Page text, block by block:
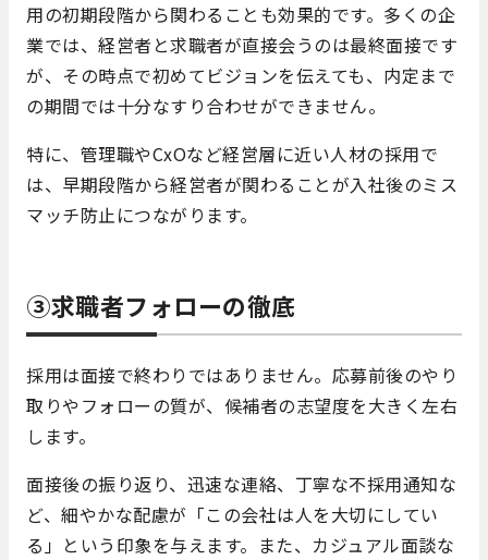
用の初期段階から関わることも効果的です。多くの企
業では、経営者と求職者が直接会うのは最終面接です
が、その時点で初めてビジョンを伝えても、内定まで
の期間では十分なすり合わせができません。
特に、管理職やCxOなど経営層に近い人材の採用で
は、早期段階から経営者が関わることが入社後のミス
マッチ防止につながります。
③求職者フォローの徹底
採用は面接で終わりではありません。応募前後のやり
取りやフォローの質が、候補者の志望度を大きく左右
します。
面接後の振り返り、迅速な連絡、丁寧な不採用通知な
ど、細やかな配慮が「この会社は人を大切にしてい
る」という印象を与えます。また、カジュアル面談な